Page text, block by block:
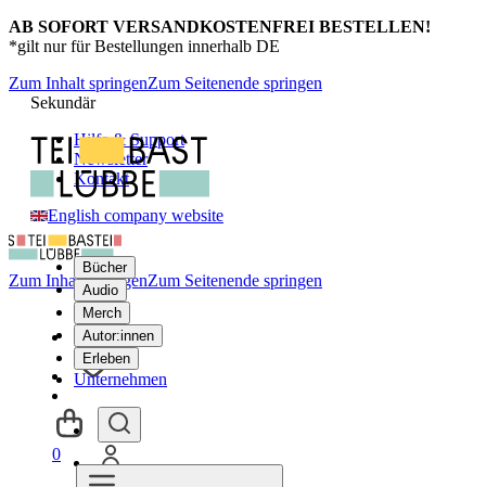
AB SOFORT VERSANDKOSTENFREI BESTELLEN!
*gilt nur für Bestellungen innerhalb DE
Zum Inhalt springenZum Seitenende springen
Sekundär
Hilfe & Support
Newsletter
Kontakt
English company website
Bücher
Audio
Merch
Autor:innen
Erleben
Unternehmen
Zum Inhalt springenZum Seitenende springen
0